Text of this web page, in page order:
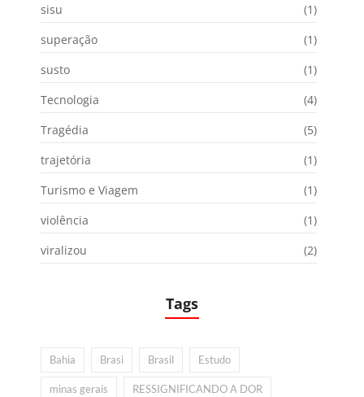
sisu
(1)
superação
(1)
susto
(1)
Tecnologia
(4)
Tragédia
(5)
trajetória
(1)
Turismo e Viagem
(1)
violência
(1)
viralizou
(2)
Tags
Bahia Brasi Brasil Estudo
minas gerais RESSIGNIFICANDO A DOR